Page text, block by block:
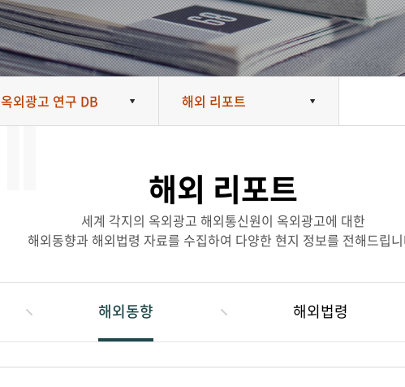
옥외광고 연구 DB 해외 리포트
해외 리포트
세계 각지의 옥외광고 해외통신원이 옥외광고에 대한
해외동향과 해외법령 자료를 수집하여 다양한 현지 정보를 전해드립
해외동향 해외법령